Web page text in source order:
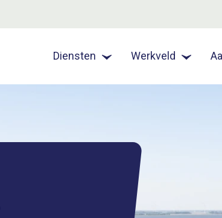
Diensten Werkveld